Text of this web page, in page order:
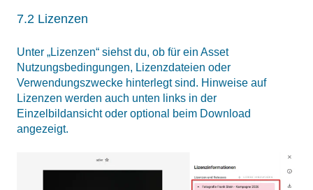
7.2 Lizenzen
Unter „Lizenzen“ siehst du, ob für ein Asset
Nutzungsbedingungen, Lizenzdateien oder
Verwendungszwecke hinterlegt sind. Hinweise auf
Lizenzen werden auch unten links in der
Einzelbildansicht oder optional beim Download
angezeigt.